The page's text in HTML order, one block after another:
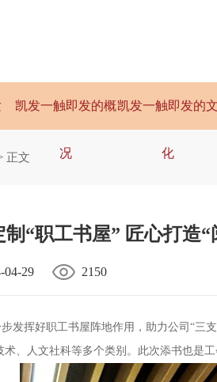
凯发一触即发的概
况
凯发一触即发的文
化
正文
制“职工书屋” 匠心打造
04-29 2150
挥好职工书屋阵地作用，助力公司“三支
术、人文社科等多个类别。此次添书也是